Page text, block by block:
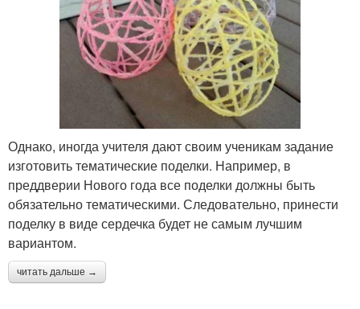
Однако, иногда учителя дают своим ученикам задание
изготовить тематические поделки. Например, в
преддверии Нового года все поделки должны быть
обязательно тематическими. Следовательно, принести
поделку в виде сердечка будет не самым лучшим
вариантом.
читать дальше →